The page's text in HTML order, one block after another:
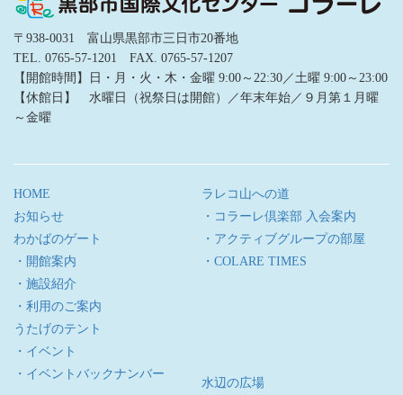
〒938-0031 富山県黒部市三日市20番地
TEL. 0765-57-1201 FAX. 0765-57-1207
【開館時間】日・月・火・木・金曜 9:00～22:30／土曜 9:00～23:00
【休館日】 水曜日（祝祭日は開館）／年末年始／９月第１月曜
～金曜
HOME
お知らせ
わかばのゲート
・開館案内
・施設紹介
・利用のご案内
うたげのテント
・イベント
・イベントバックナンバー
ラレコ山への道
・コラーレ倶楽部 入会案内
・アクティブグループの部屋
・COLARE TIMES
水辺の広場